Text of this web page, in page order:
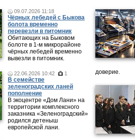
09.07.2026 11:18
Чёрных лебедей с Быкова
болота временно
перевезли в питомник
Обитающих на Быковом
болоте в 1-м микрорайоне
чёрных лебедей временно
вывезли в питомник.
22.06.2026 10:42 1
В семействе
зеленоградских ланей
пополнение
В экоцентре «Дом Лани» на
территории комплексного
заказника «Зеленоградский»
родился детеныш
европейской лани.
доверие.